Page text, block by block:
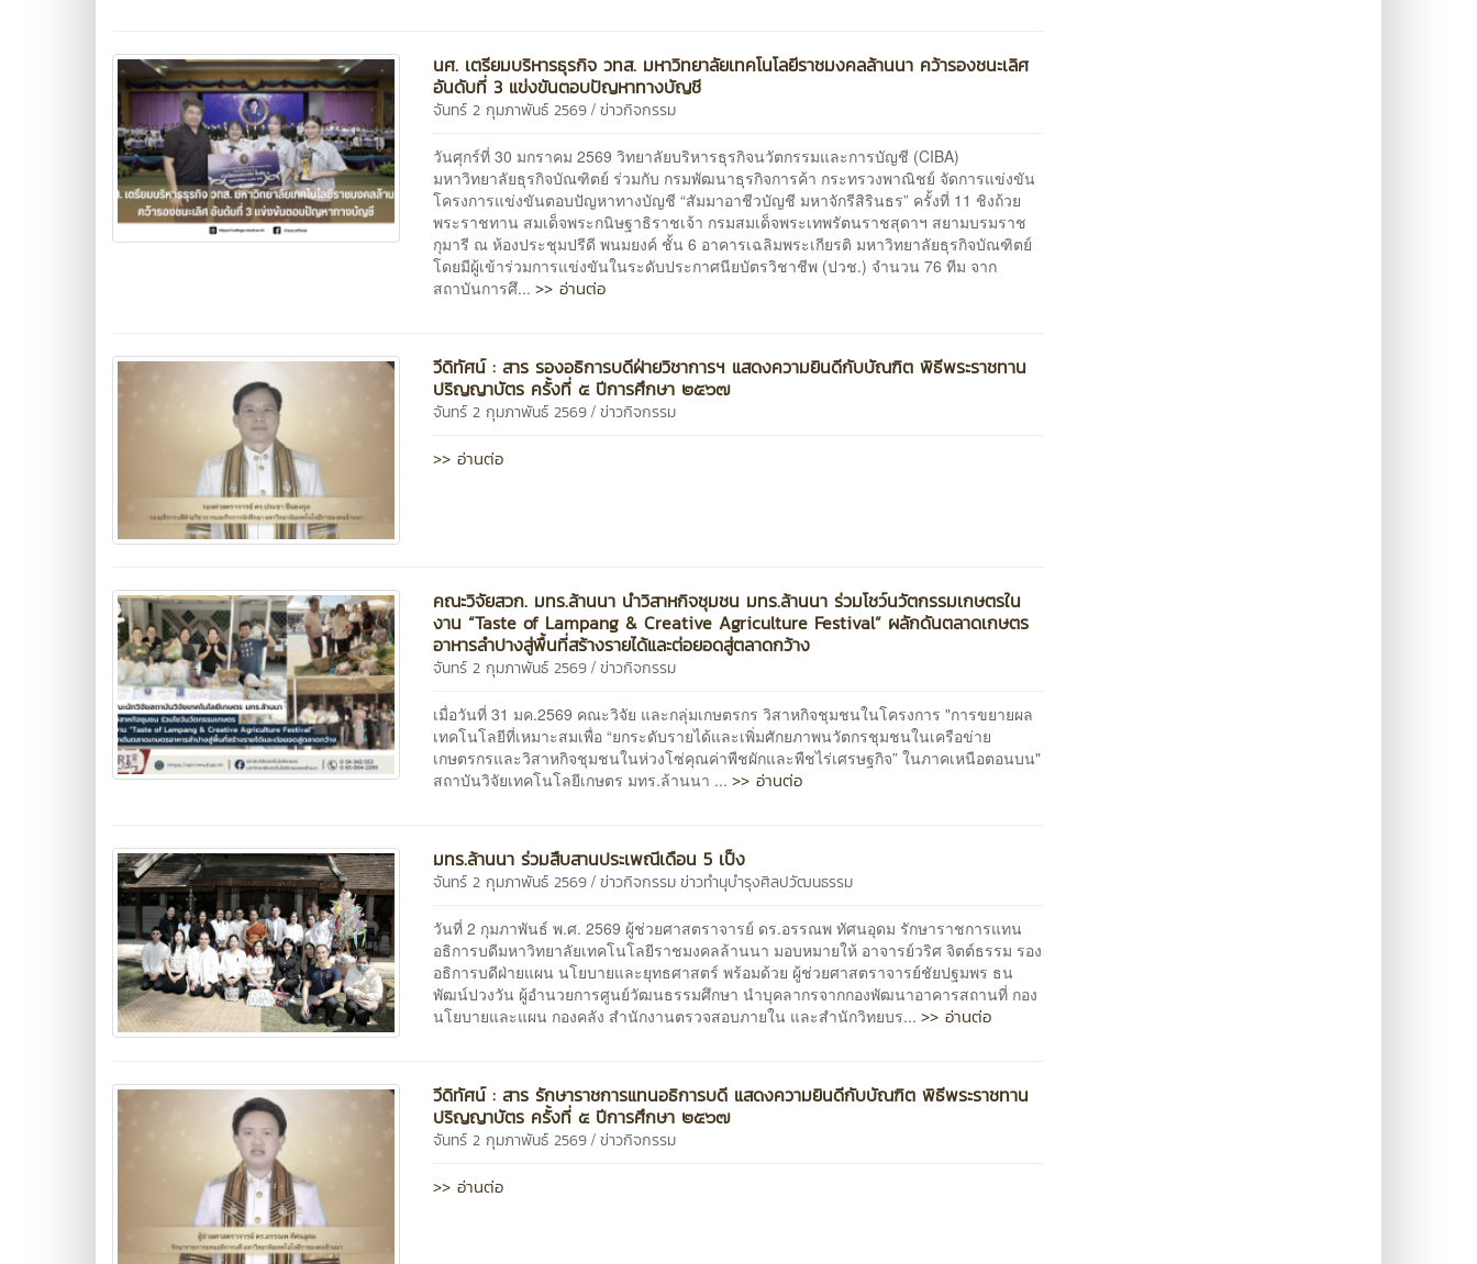
นศ. เตรียมบริหารธุรกิจ วทส. มหาวิทยาลัยเทคโนโลยีราชมงคลล้านนา คว้ารองชนะเลิศ
อันดับที่ 3 แข่งขันตอบปัญหาทางบัญชี
จันทร์ 2 กุมภาพันธ์ 2569 /ข่าวกิจกรรม
วันศุกร์ที่ 30 มกราคม 2569 วิทยาลัยบริหารธุรกิจนวัตกรรมและการบัญชี (CIBA)
มหาวิทยาลัยธุรกิจบัณฑิตย์ ร่วมกับ กรมพัฒนาธุรกิจการค้า กระทรวงพาณิชย์ จัดการแข่งขัน
โครงการแข่งขันตอบปัญหาทางบัญชี “สัมมาอาชีวบัญชี มหาจักรีสิรินธร” ครั้งที่ 11 ชิงถ้วย
พระราชทาน สมเด็จพระกนิษฐาธิราชเจ้า กรมสมเด็จพระเทพรัตนราชสุดาฯ สยามบรมราช
กุมารี ณ ห้องประชุมปรีดี พนมยงค์ ชั้น 6 อาคารเฉลิมพระเกียรติ มหาวิทยาลัยธุรกิจบัณฑิตย์
โดยมีผู้เข้าร่วมการแข่งขันในระดับประกาศนียบัตรวิชาชีพ (ปวช.) จำนวน 76 ทีม จาก
สถาบันการศึ...>> อ่านต่อ
วีดิทัศน์ : สาร รองอธิการบดีฝ่ายวิชาการฯ แสดงความยินดีกับบัณฑิต พิธีพระราชทาน
ปริญญาบัตร ครั้งที่ ๕ ปีการศึกษา ๒๕๖๗
จันทร์ 2 กุมภาพันธ์ 2569 /ข่าวกิจกรรม
>> อ่านต่อ
คณะวิจัยสวก. มทร.ล้านนา นำวิสาหกิจชุมชน มทร.ล้านนา ร่วมโชว์นวัตกรรมเกษตรใน
งาน “Taste of Lampang & Creative Agriculture Festival” ผลักดันตลาดเกษตร
อาหารลำปางสู่พื้นที่สร้างรายได้และต่อยอดสู่ตลาดกว้าง
จันทร์ 2 กุมภาพันธ์ 2569 /ข่าวกิจกรรม
เมื่อวันที่ 31 มค.2569 คณะวิจัย และกลุ่มเกษตรกร วิสาหกิจชุมชนในโครงการ "การขยายผล
เทคโนโลยีที่เหมาะสมเพื่อ “ยกระดับรายได้และเพิ่มศักยภาพนวัตกรชุมชนในเครือข่าย
เกษตรกรและวิสาหกิจชุมชนในห่วงโซ่คุณค่าพืชผักและพืชไร่เศรษฐกิจ” ในภาคเหนือตอนบน"
สถาบันวิจัยเทคโนโลยีเกษตร มทร.ล้านนา ...>> อ่านต่อ
มทร.ล้านนา ร่วมสืบสานประเพณีเดือน 5 เป็ง
จันทร์ 2 กุมภาพันธ์ 2569 /ข่าวกิจกรรม ข่าวทำนุบำรุงศิลปวัฒนธรรม
วันที่ 2 กุมภาพันธ์ พ.ศ. 2569 ผู้ช่วยศาสตราจารย์ ดร.อรรณพ ทัศนอุดม รักษาราชการแทน
อธิการบดีมหาวิทยาลัยเทคโนโลยีราชมงคลล้านนา มอบหมายให้ อาจารย์วริศ จิตต์ธรรม รอง
อธิการบดีฝ่ายแผน นโยบายและยุทธศาสตร์ พร้อมด้วย ผู้ช่วยศาสตราจารย์ชัยปฐมพร ธน
พัฒน์ปวงวัน ผู้อำนวยการศูนย์วัฒนธรรมศึกษา นำบุคลากรจากกองพัฒนาอาคารสถานที่ กอง
นโยบายและแผน กองคลัง สำนักงานตรวจสอบภายใน และสำนักวิทยบร...>> อ่านต่อ
วีดิทัศน์ : สาร รักษาราชการแทนอธิการบดี แสดงความยินดีกับบัณฑิต พิธีพระราชทาน
ปริญญาบัตร ครั้งที่ ๕ ปีการศึกษา ๒๕๖๗
จันทร์ 2 กุมภาพันธ์ 2569 /ข่าวกิจกรรม
>> อ่านต่อ